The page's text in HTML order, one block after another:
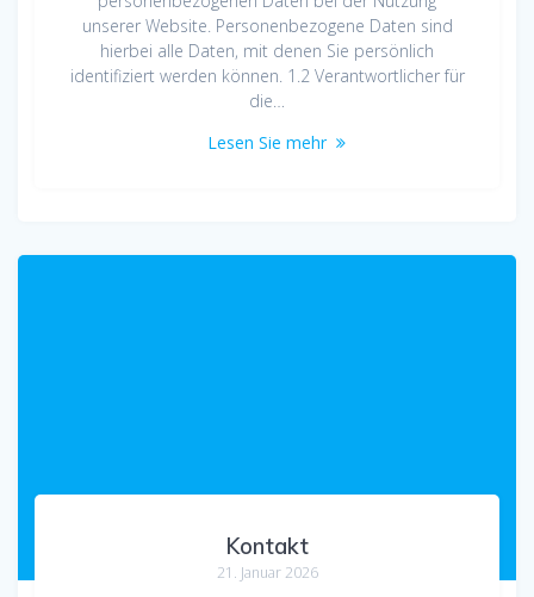
unserer Website. Personenbezogene Daten sind
hierbei alle Daten, mit denen Sie persönlich
identifiziert werden können. 1.2 Verantwortlicher für
die…
Lesen Sie mehr
Kontakt
21. Januar 2026